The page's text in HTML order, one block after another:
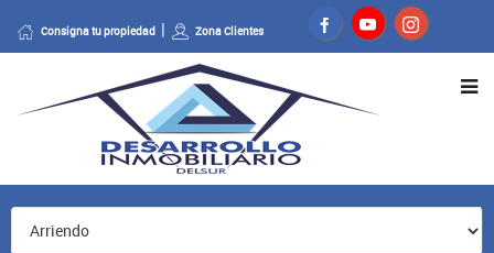
Consigna tu propiedad Zona Clientes